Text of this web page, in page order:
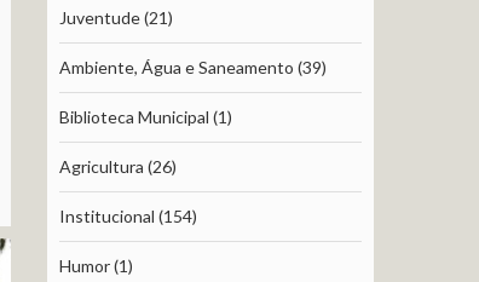
Juventude(21)
Ambiente, Água e Saneamento (39)
Biblioteca Municipal (1)
Agricultura (26)
Institucional (154)
Humor(1)